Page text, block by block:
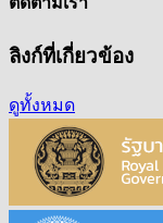
ลิงก์ที่เกี่ยวข้อง
ดูทั้งหมด